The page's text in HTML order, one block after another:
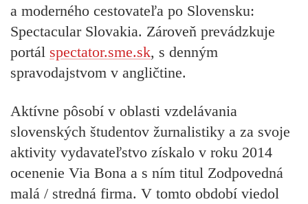
a moderného cestovateľa po Slovensku:
Spectacular Slovakia. Zároveň prevádzkuje
portál spectator.sme.sk, s denným
spravodajstvom v angličtine.
Aktívne pôsobí v oblasti vzdelávania
slovenských študentov žurnalistiky a za svoje
aktivity vydavateľstvo získalo v roku 2014
ocenenie Via Bona a s ním titul Zodpovedná
malá / stredná firma. V tomto období viedol